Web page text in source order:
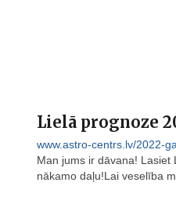
Lielā prognoze
www.astro-centrs.lv/2022-
Man jums ir dāvana!
nākamo daļu!Lai veselība